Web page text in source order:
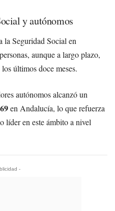
y autónomos
la Seguridad Social en
personas, aunque a largo plazo,
los últimos doce meses.
autónomos alcanzó un
en Andalucía, lo que refuerza
líder en este ámbito a nivel
-